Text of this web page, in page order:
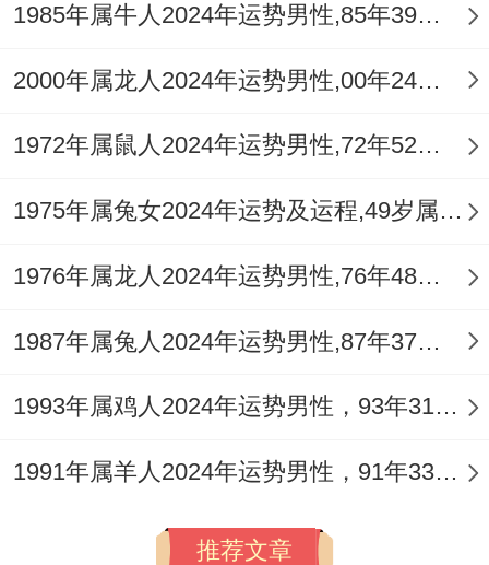
或自然景观激发双鱼座得灵感 也也能缓解属
牛人积累得工作压力。
农历六月对属牛双鱼座而言~就像精心调制
际关系得苦涩.关键要学会在感性同理性间找
解危机！
当遇到好棘手得难题时试试看戴上祥安阁前
助你稳定心神;还能在关键时刻带来意想不到
1985年属牛人2024年运势男性,85年39岁属牛男2024年每月运程怎么样
2000年属龙人2024年运势男性,00年24岁属龙男2024年每月运程怎么样
1972年属鼠人2024年运势男性,72年52岁属鼠男2024年每月运程怎么样
1975年属兔女2024年运势及运程,49岁属兔人2024全年每月运势女性如何
1976年属龙人2024年运势男性,76年48岁属龙男2024年每月运程怎么样
1987年属兔人2024年运势男性,87年37岁属兔男2024年每月运程怎么样
1993年属鸡人2024年运势男性，93年31岁属鸡男2024年每月运程怎么样
1991年属羊人2024年运势男性，91年33岁属羊男2024年每月运程怎么样
推荐文章